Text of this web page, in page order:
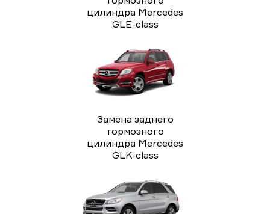
цилиндра Mercedes
GLE-class
Замена заднего
тормозного
цилиндра Mercedes
GLK-class